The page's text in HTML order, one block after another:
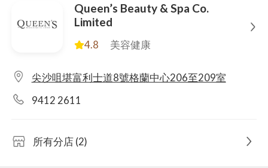
Queen’s Beauty & Spa Co.
Limited
4.8 美容健康
尖沙咀堪富利士道8號格蘭中心206至209室
9412 2611
所有分店 (2)